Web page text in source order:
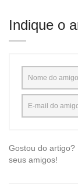
Indique o
Gostou do artigo?
seus amigos!